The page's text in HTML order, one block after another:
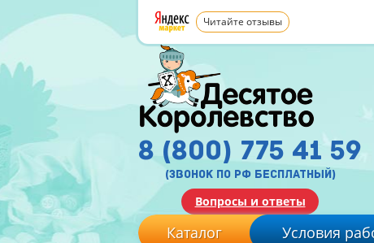
Читайте отзывы
8 (800) 775 41 59
(звонок по рф бесплатный)
Вопросы и ответы
Каталог Условия